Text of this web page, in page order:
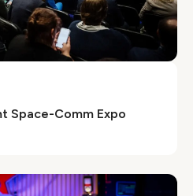
Space-Comm Expo